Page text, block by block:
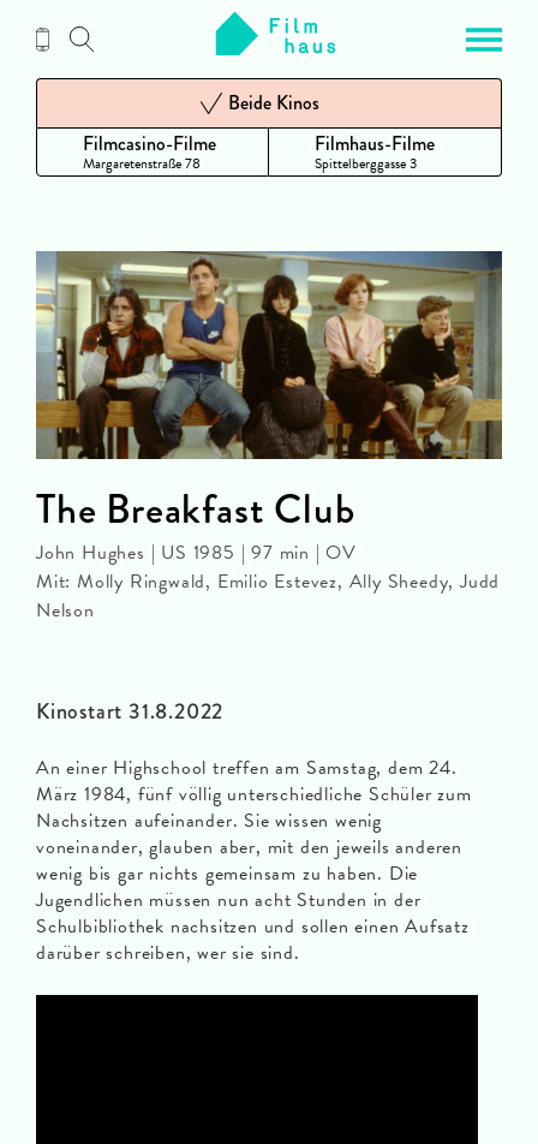
Inhalt
Filmcasino-Filme
Margaretenstraße 78
Beide Kinos
Filmhaus-Filme
Spittelberggasse 3
Kinostart 31.8.2022
An einer Highschool treffen am Samstag, dem 24.
März 1984, fünf völlig unterschiedliche Schüler zum
Nachsitzen aufeinander. Sie wissen wenig
voneinander, glauben aber, mit den jeweils anderen
wenig bis gar nichts gemeinsam zu haben. Die
Jugendlichen müssen nun acht Stunden in der
Schulbibliothek nachsitzen und sollen einen Aufsatz
darüber schreiben, wer sie sind.
The Breakfast Club
John Hughes | US 1985 | 97 min | OV
Mit: Molly Ringwald, Emilio Estevez, Ally Sheedy, Judd
Nelson